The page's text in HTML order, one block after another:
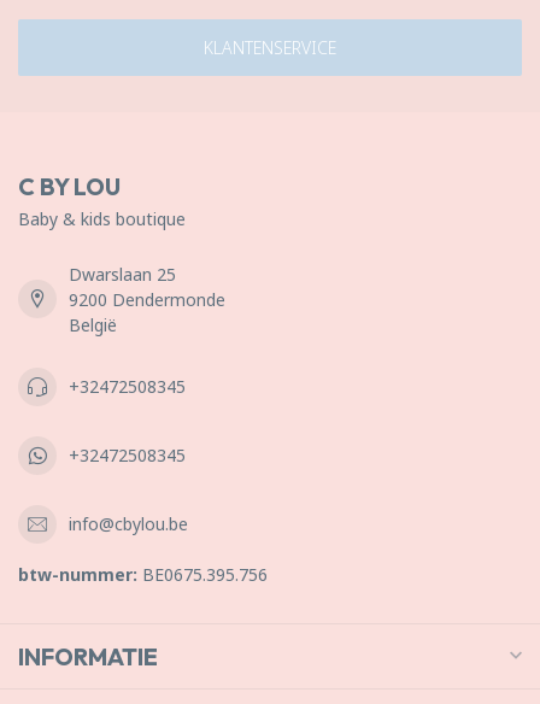
KLANTENSERVICE
C BY LOU
Baby & kids boutique
Dwarslaan 25
9200 Dendermonde
België
+32472508345
+32472508345
info@cbylou.be
btw-nummer: BE0675.395.756
INFORMATIE